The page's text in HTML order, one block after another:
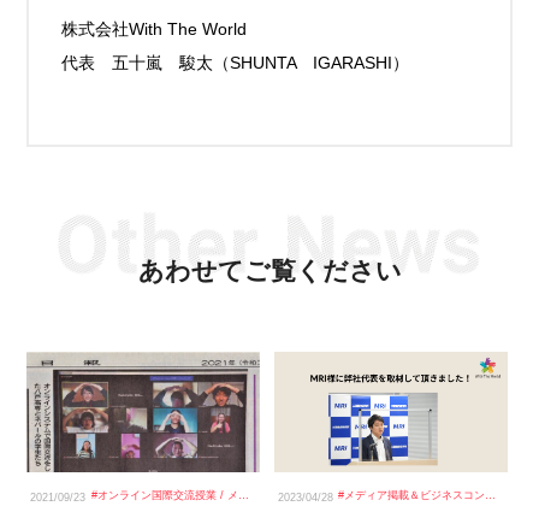
株式会社With The World
代表 五十嵐 駿太（SHUNTA IGARASHI）
あわせてご覧ください
2021/09/23 #オンライン国際交流授業/ メディア掲載＆ビジネスコンテスト 2023/04/28 # メディア掲載＆ビジネスコンテスト